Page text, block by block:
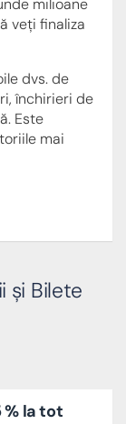
milioane
veți finaliza
dvs. de
închirieri de
Este
mai
și Bilete
% la tot